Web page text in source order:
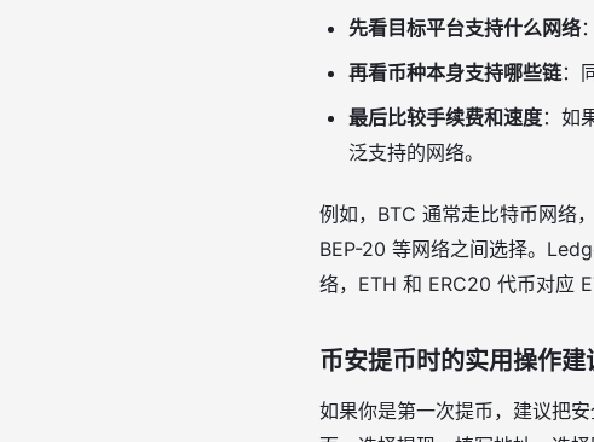
先看目标平台支持什么网络
再看币种本身支持哪些链：
最后比较手续费和速度：如
泛支持的网络。
例如，BTC 通常走比特币网络
BEP-20 等网络之间选择。
络，ETH 和 ERC20 代币对应
币安提币时的实用操作建
如果你是第一次提币，建议把